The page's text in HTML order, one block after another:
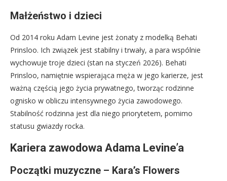
Małżeństwo i dzieci
Od 2014 roku Adam Levine jest żonaty z modelką Behati
Prinsloo. Ich związek jest stabilny i trwały, a para wspólnie
wychowuje troje dzieci (stan na styczeń 2026). Behati
Prinsloo, namiętnie wspierająca męża w jego karierze, jest
ważną częścią jego życia prywatnego, tworząc rodzinne
ognisko w obliczu intensywnego życia zawodowego.
Stabilność rodzinna jest dla niego priorytetem, pomimo
statusu gwiazdy rocka.
Kariera zawodowa Adama Levine’a
Początki muzyczne – Kara’s Flowers